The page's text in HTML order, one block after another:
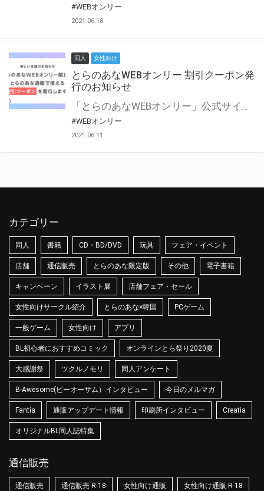
#WEBオンリー
2021.06.18
同人 女性向け
とらのあなWEBオンリー 割引クーポン発
行のお知らせ
「とらのあなWEBオンリー」公式サイトでとらのあな通販の「割引クーポン」を配布中！ イベントごとに開催当日限定で使える割引クーポンのシリアルコードを発行します。 とらのあなWEBオンリーのページをチェックして、イベント当日にお得にお買い物を楽しみましょう♪ ※本キャンペーンは予告なく終了する場合がございます。 とらのあなWEBオンリーサイトはこちら
#WEBオンリー
2021.06.11
カテゴリー
同人 書籍 CD・BD/DVD 玩具 フェア・イベント
店舗 通信販売 とらのあな限定版 その他 電子書籍
キャンペーン イラスト展 店舗フェア・セール
女性向けサークル紹介 とらのあな×韓国 PCゲーム
一般ゲーム 女性向け アプリ
BL初心者におすすめコミック オンラインとら祭り2020夏
大感謝祭 ツクルノモリ 同人アンケート
B-Awesome(ビーオーサム）インタビュー 今日のメルマガ
Fantia 通販アップデート情報 印刷所インタビュー Creatia
オリジナルBL同人誌特集
通信販売
通信販売 通信販売 R-18 女性向け通販 女性向け通販 R-18